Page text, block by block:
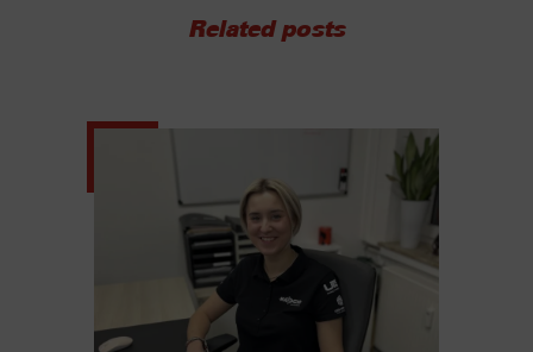
Related posts